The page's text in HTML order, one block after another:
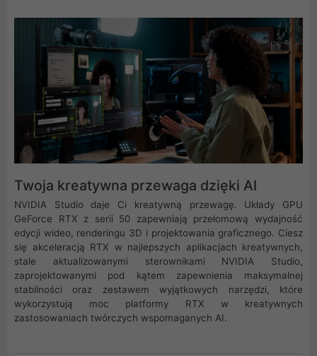
Twoja kreatywna przewaga dzięki AI
NVIDIA Studio daje Ci kreatywną przewagę. Układy GPU
GeForce RTX z serii 50 zapewniają przełomową wydajność
edycji wideo, renderingu 3D i projektowania graficznego. Ciesz
się akceleracją RTX w najlepszych aplikacjach kreatywnych,
stale aktualizowanymi sterownikami NVIDIA Studio,
zaprojektowanymi pod kątem zapewnienia maksymalnej
stabilności oraz zestawem wyjątkowych narzędzi, które
wykorzystują moc platformy RTX w kreatywnych
zastosowaniach twórczych wspomaganych AI.